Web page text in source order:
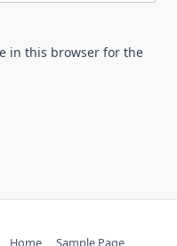
in this browser for the
Home Sample Page